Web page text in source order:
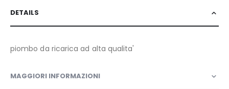
DETAILS
piombo da ricarica ad alta qualita'
MAGGIORI INFORMAZIONI